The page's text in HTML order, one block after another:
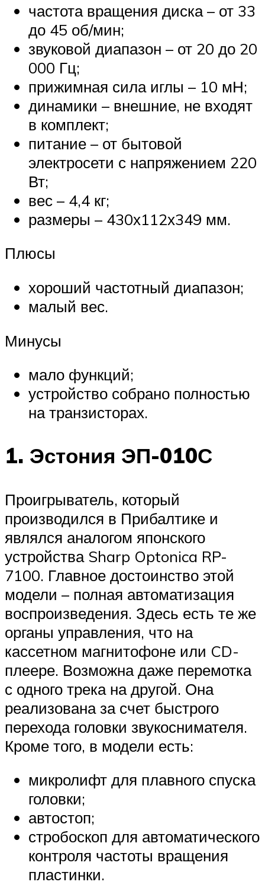
частота вращения диска – от 33
до 45 об/мин;
звуковой диапазон – от 20 до 20
000 Гц;
прижимная сила иглы – 10 мН;
динамики – внешние, не входят
в комплект;
питание – от бытовой
электросети с напряжением 220
Вт;
вес – 4,4 кг;
размеры – 430х112х349 мм.
Плюсы
хороший частотный диапазон;
малый вес.
Минусы
мало функций;
устройство собрано полностью
на транзисторах.
1. Эстония ЭП-010С
Проигрыватель, который
производился в Прибалтике и
являлся аналогом японского
устройства Sharp Optonica RP-
7100. Главное достоинство этой
модели – полная автоматизация
воспроизведения. Здесь есть те же
органы управления, что на
кассетном магнитофоне или CD-
плеере. Возможна даже перемотка
с одного трека на другой. Она
реализована за счет быстрого
перехода головки звукоснимателя.
Кроме того, в модели есть:
микролифт для плавного спуска
головки;
автостоп;
стробоскоп для автоматического
контроля частоты вращения
пластинки.